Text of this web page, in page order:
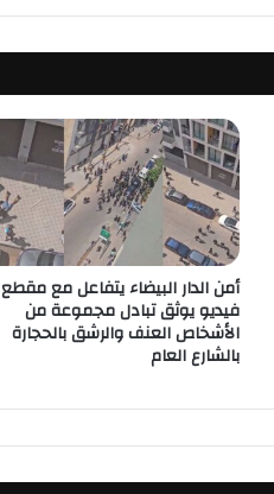
أمن الدار البيضاء يتفاعل مع مقطع
فيديو يوثق تبادل مجموعة من
الأشخاص العنف والرشق بالحجارة
بالشارع العام